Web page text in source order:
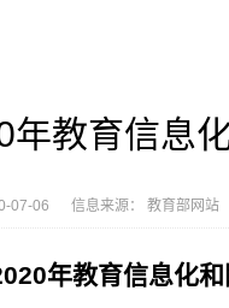
教育信息
07-06 信息来源： 教育部网
年教育信息化